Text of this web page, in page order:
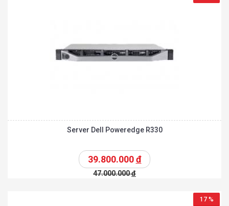
Server Dell Poweredge R330
39.800.000đ
47.000.000đ
17 %